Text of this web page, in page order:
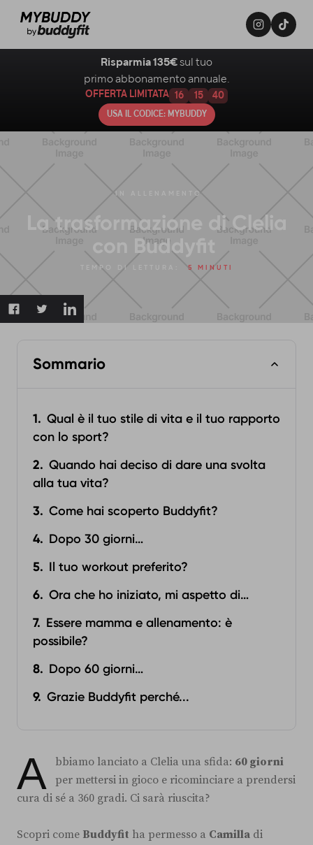
IN ALLENAMENTO
La trasformazione di Clelia
con Buddyfit
TEMPO DI LETTURA: 5 MINUTI
Sommario
Qual è il tuo stile di vita e il tuo rapporto
con lo sport?
Quando hai deciso di dare una svolta
alla tua vita?
Come hai scoperto Buddyfit?
Dopo 30 giorni…
Il tuo workout preferito?
Ora che ho iniziato, mi aspetto di…
Essere mamma e allenamento: è
possibile?
Dopo 60 giorni…
Grazie Buddyfit perché...
A bbiamo lanciato a Clelia una sfida: 60 giorni
per mettersi in gioco e ricominciare a prendersi
cura di sé a 360 gradi. Ci sarà riuscita?
Scopri come Buddyfit ha permesso a Camilla di
Risparmia 135€ sul tuo
primo abbonamento annuale.
OFFERTA LIMITATA 16 15 39
USA IL CODICE: MYBUDDY